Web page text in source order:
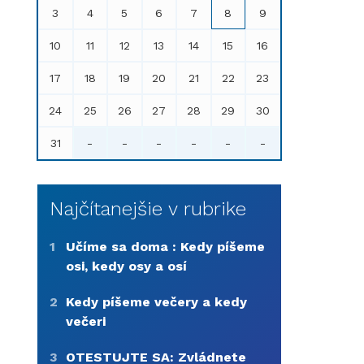
3 4 5 6 7 8 9
10 11 12 13 14 15 16
17 18 19 20 21 22 23
24 25 26 27 28 29 30
31 - - - - - -
Najčítanejšie v rubrike
1
Učíme sa doma : Kedy píšeme
osi, kedy osy a osí
2
Kedy píšeme večery a kedy
večeri
3 OTESTUJTE SA: Zvládnete